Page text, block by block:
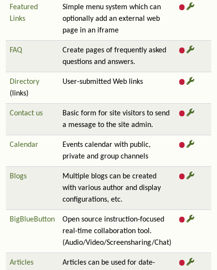
Featured
Links
Simple menu system which can
optionally add an external web
page in an iframe
FAQ
Create pages of frequently asked
questions and answers.
Directory
(links)
User-submitted Web links
Contact us
Basic form for site visitors to send
a message to the site admin.
Calendar
Events calendar with public,
private and group channels
Blogs
Multiple blogs can be created
with various author and display
configurations, etc.
BigBlueButton
Open source instruction-focused
real-time collaboration tool.
(Audio/Video/Screensharing/Chat)
Articles
Articles can be used for date-